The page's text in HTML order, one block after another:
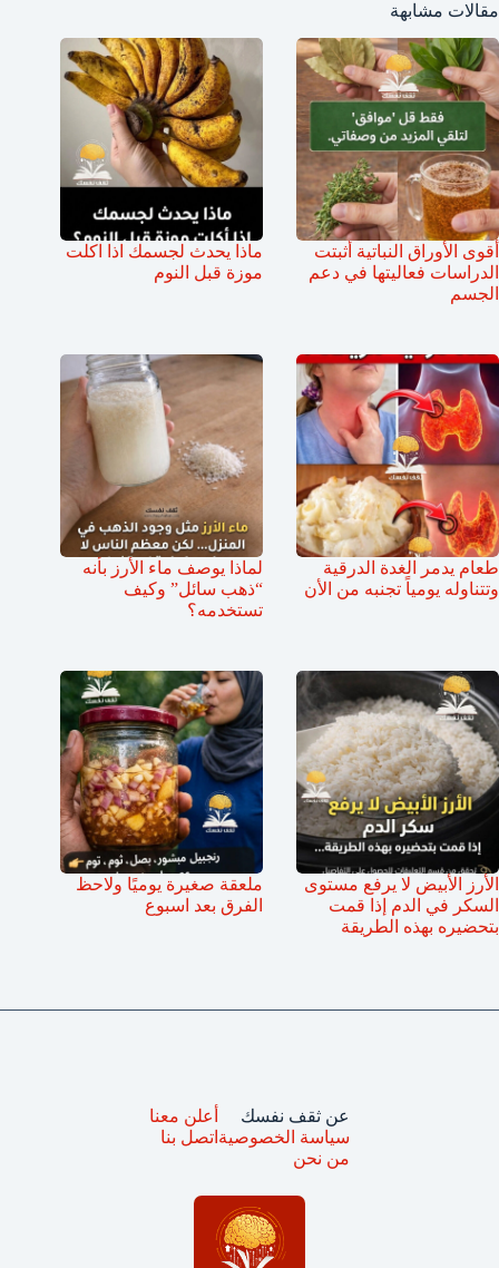
مقالات مشابهة
أقوى الأوراق النباتية أثبتت
الدراسات فعاليتها في دعم
الجسم
ماذا يحدث لجسمك اذا اكلت
موزة قبل النوم
طعام يدمر الغدة الدرقية
وتتناوله يومياً تجنبه من الأن
لماذا يوصف ماء الأرز بأنه
“ذهب سائل” وكيف
تستخدمه؟
الأرز الأبيض لا يرفع مستوى
السكر في الدم إذا قمت
بتحضيره بهذه الطريقة
ملعقة صغيرة يوميًا ولاحظ
الفرق بعد اسبوع
عن ثقف نفسك
سياسة الخصوصية
من نحن
أعلن معنا
اتصل بنا